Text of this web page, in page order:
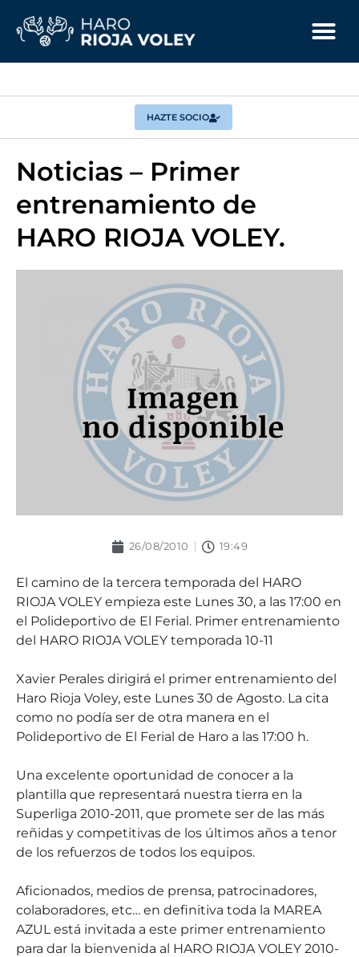
HAZTE SOCIO
Noticias – Primer
entrenamiento de
HARO RIOJA VOLEY.
26/08/2010 19:49
El camino de la tercera temporada del HARO
RIOJA VOLEY empieza este Lunes 30, a las 17:00 en
el Polideportivo de El Ferial. Primer entrenamiento
del HARO RIOJA VOLEY temporada 10-11
Xavier Perales dirigirá el primer entrenamiento del
Haro Rioja Voley, este Lunes 30 de Agosto. La cita
como no podía ser de otra manera en el
Polideportivo de El Ferial de Haro a las 17:00 h.
Una excelente oportunidad de conocer a la
plantilla que representará nuestra tierra en la
Superliga 2010-2011, que promete ser de las más
reñidas y competitivas de los últimos años a tenor
de los refuerzos de todos los equipos.
Aficionados, medios de prensa, patrocinadores,
colaboradores, etc… en definitiva toda la MAREA
AZUL está invitada a este primer entrenamiento
para dar la bienvenida al HARO RIOJA VOLEY 2010-